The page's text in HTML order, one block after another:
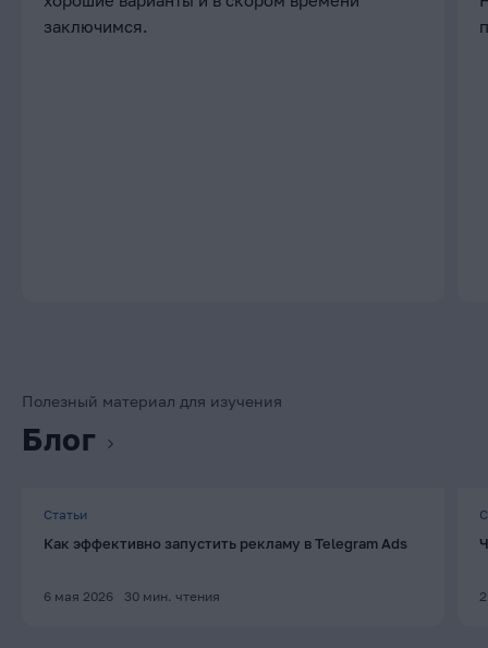
заключимся.
Полезный материал для изучения
Блог
Статьи
Как эффективно запустить рекламу в Telegram Ads
6 мая 2026 30 мин. чтения